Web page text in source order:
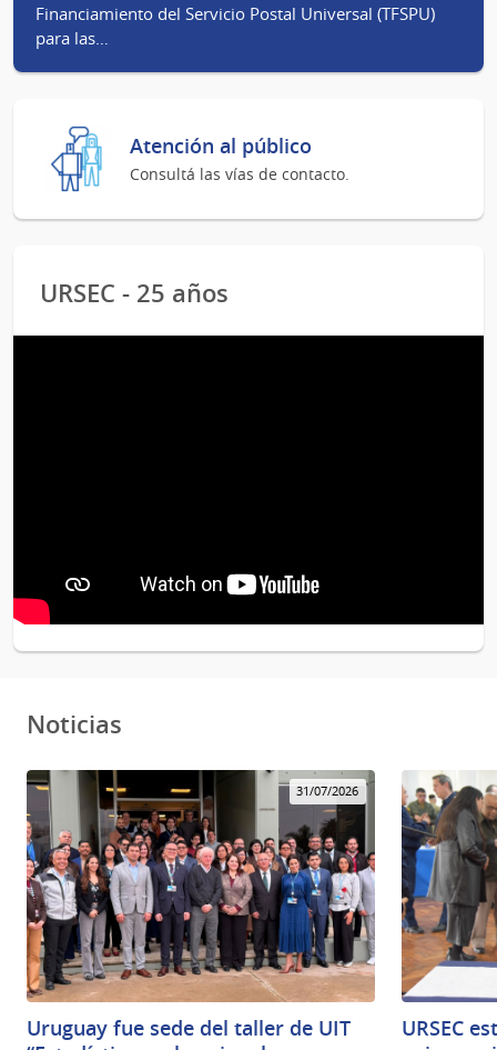
Financiamiento del Servicio Postal Universal (TFSPU)
para las…
Atención al público
Consultá las vías de contacto.
URSEC - 25 años
Noticias
31/07/2026
Uruguay fue sede del taller de UIT
URSEC